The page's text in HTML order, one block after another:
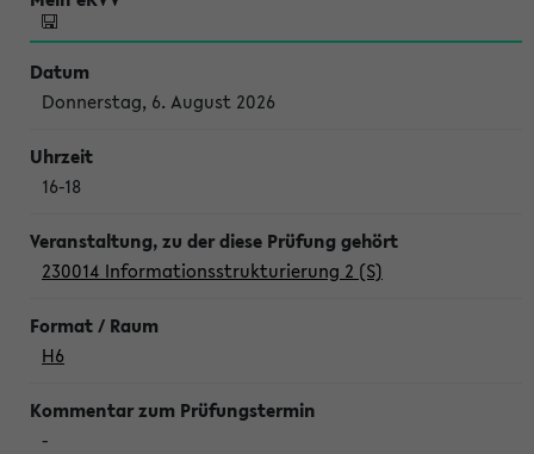
Donnerstag, 6. August 2026
16-18
230014 Informationsstrukturierung 2 (S)
H6
-